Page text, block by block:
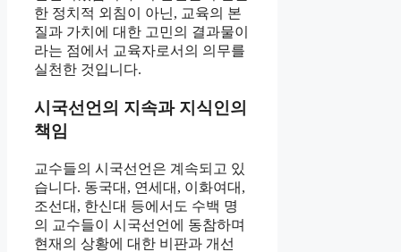
한 정치적 외침이 아닌, 교육의 본
질과 가치에 대한 고민의 결과물이
라는 점에서 교육자로서의 의무를
실천한 것입니다.
시국선언의 지속과 지식인의
책임
교수들의 시국선언은 계속되고 있
습니다. 동국대, 연세대, 이화여대,
조선대, 한신대 등에서도 수백 명
의 교수들이 시국선언에 동참하며
현재의 상황에 대한 비판과 개선